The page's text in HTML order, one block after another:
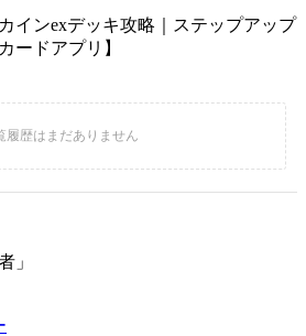
インexデッキ攻略｜ステップアップ
ードアプリ】
」